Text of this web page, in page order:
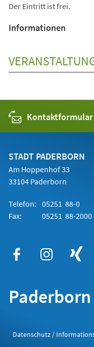
Der Eintritt ist frei.
Informationen
Kontaktformular
STADT PADERBORN
Am Hoppenhof 33
33104 Paderborn
Telefon: 05251 88-0
Fax:
05251 88-2000
Datenschutz /